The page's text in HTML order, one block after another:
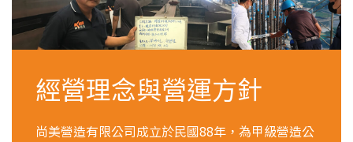
經營理念與營運方針
尚美營造有限公司成立於民國88年，為甲級營造公